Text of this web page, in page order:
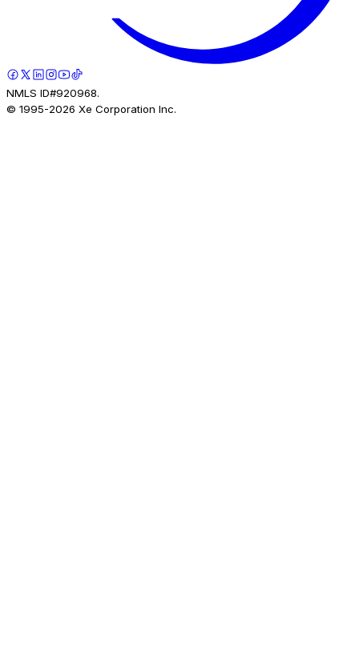
NMLS ID#920968.
© 1995-2026 Xe Corporation Inc.